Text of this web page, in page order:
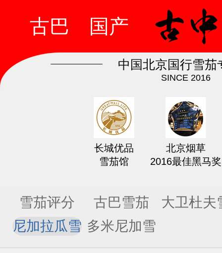
古巴 国产
中国北京国行雪茄
SINCE 2016
长城优品
雪茄馆
北京烟草
2016最佳黑马奖
雪茄评分 古巴雪茄
大卫杜夫
尼加拉瓜雪
茄
多米尼加雪
茄